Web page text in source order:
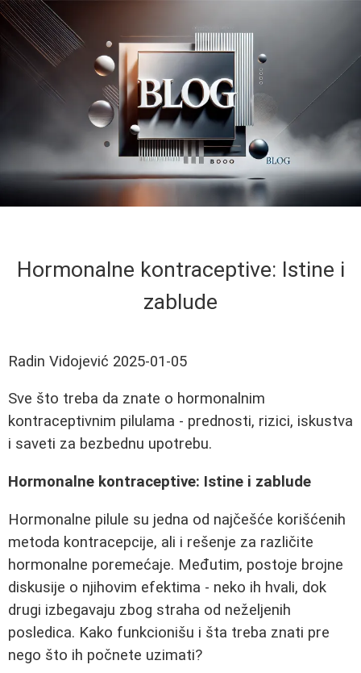
Hormonalne kontraceptive: Istine i
zablude
Radin Vidojević 2025-01-05
Sve što treba da znate o hormonalnim
kontraceptivnim pilulama - prednosti, rizici, iskustva
i saveti za bezbednu upotrebu.
Hormonalne kontraceptive: Istine i zablude
Hormonalne pilule su jedna od najčešće korišćenih
metoda kontracepcije, ali i rešenje za različite
hormonalne poremećaje. Međutim, postoje brojne
diskusije o njihovim efektima - neko ih hvali, dok
drugi izbegavaju zbog straha od neželjenih
posledica. Kako funkcionišu i šta treba znati pre
nego što ih počnete uzimati?